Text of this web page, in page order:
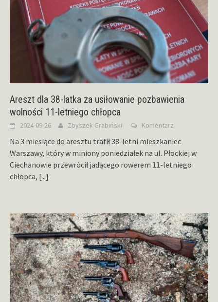
Areszt dla 38-latka za usiłowanie pozbawienia
wolności 11-letniego chłopca
2024-09-26 Zbyszek Grabiński Komentarz
Na 3 miesiące do aresztu trafił 38-letni mieszkaniec
Warszawy, który w miniony poniedziałek na ul. Płockiej w
Ciechanowie przewrócił jadącego rowerem 11-letniego
chłopca, [...]